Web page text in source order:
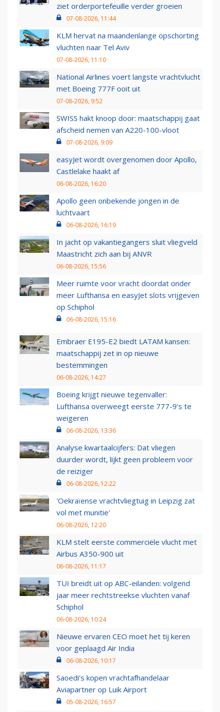
ziet orderportefeuille verder groeien
07-08-2026, 11:44
KLM hervat na maandenlange opschorting
vluchten naar Tel Aviv
07-08-2026, 11:10
National Airlines voert langste vrachtvlucht
met Boeing 777F ooit uit
07-08-2026, 9:52
SWISS hakt knoop door: maatschappij gaat
afscheid nemen van A220-100-vloot
07-08-2026, 9:09
easyJet wordt overgenomen door Apollo,
Castlelake haakt af
06-08-2026, 16:20
Apollo geen onbekende jongen in de
luchtvaart
06-08-2026, 16:19
In jacht op vakantiegangers sluit vliegveld
Maastricht zich aan bij ANVR
06-08-2026, 15:56
Meer ruimte voor vracht doordat onder
meer Lufthansa en easyJet slots vrijgeven
op Schiphol
06-08-2026, 15:16
Embraer E195-E2 biedt LATAM kansen:
maatschappij zet in op nieuwe
bestemmingen
06-08-2026, 14:27
Boeing krijgt nieuwe tegenvaller:
Lufthansa overweegt eerste 777-9’s te
weigeren
06-08-2026, 13:36
Analyse kwartaalcijfers: Dat vliegen
duurder wordt, lijkt geen probleem voor
de reiziger
06-08-2026, 12:22
'Oekraïense vrachtvliegtuig in Leipzig zat
vol met munitie'
06-08-2026, 12:20
KLM stelt eerste commerciële vlucht met
Airbus A350-900 uit
06-08-2026, 11:17
TUI breidt uit op ABC-eilanden: volgend
jaar meer rechtstreekse vluchten vanaf
Schiphol
06-08-2026, 10:24
Nieuwe ervaren CEO moet het tij keren
voor geplaagd Air India
06-08-2026, 10:17
Saoedi’s kopen vrachtafhandelaar
Aviapartner op Luik Airport
05-08-2026, 16:57